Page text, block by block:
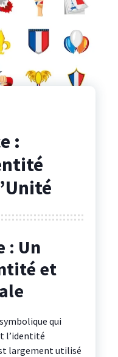
:
: Un
et
qui
l’identité
largement utilisé